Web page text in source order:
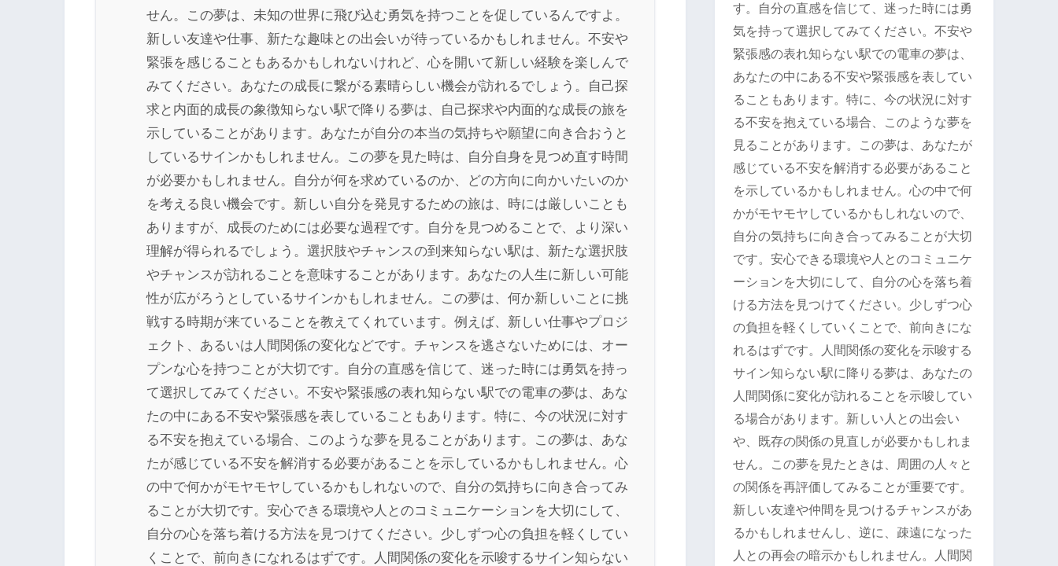
せん。この夢は、未知の世界に飛び込む勇気を持つことを促しているんですよ。
新しい友達や仕事、新たな趣味との出会いが待っているかもしれません。不安や
緊張を感じることもあるかもしれないけれど、心を開いて新しい経験を楽しんで
みてください。あなたの成長に繋がる素晴らしい機会が訪れるでしょう。自己探
求と内面的成長の象徴知らない駅で降りる夢は、自己探求や内面的な成長の旅を
示していることがあります。あなたが自分の本当の気持ちや願望に向き合おうと
しているサインかもしれません。この夢を見た時は、自分自身を見つめ直す時間
が必要かもしれません。自分が何を求めているのか、どの方向に向かいたいのか
を考える良い機会です。新しい自分を発見するための旅は、時には厳しいことも
ありますが、成長のためには必要な過程です。自分を見つめることで、より深い
理解が得られるでしょう。選択肢やチャンスの到来知らない駅は、新たな選択肢
やチャンスが訪れることを意味することがあります。あなたの人生に新しい可能
性が広がろうとしているサインかもしれません。この夢は、何か新しいことに挑
戦する時期が来ていることを教えてくれています。例えば、新しい仕事やプロジ
ェクト、あるいは人間関係の変化などです。チャンスを逃さないためには、オー
プンな心を持つことが大切です。自分の直感を信じて、迷った時には勇気を持っ
て選択してみてください。不安や緊張感の表れ知らない駅での電車の夢は、あな
たの中にある不安や緊張感を表していることもあります。特に、今の状況に対す
る不安を抱えている場合、このような夢を見ることがあります。この夢は、あな
たが感じている不安を解消する必要があることを示しているかもしれません。心
の中で何かがモヤモヤしているかもしれないので、自分の気持ちに向き合ってみ
ることが大切です。安心できる環境や人とのコミュニケーションを大切にして、
自分の心を落ち着ける方法を見つけてください。少しずつ心の負担を軽くしてい
くことで、前向きになれるはずです。人間関係の変化を示唆するサイン知らない
す。自分の直感を信じて、迷った時には勇
気を持って選択してみてください。不安や
緊張感の表れ知らない駅での電車の夢は、
あなたの中にある不安や緊張感を表してい
ることもあります。特に、今の状況に対す
る不安を抱えている場合、このような夢を
見ることがあります。この夢は、あなたが
感じている不安を解消する必要があること
を示しているかもしれません。心の中で何
かがモヤモヤしているかもしれないので、
自分の気持ちに向き合ってみることが大切
です。安心できる環境や人とのコミュニケ
ーションを大切にして、自分の心を落ち着
ける方法を見つけてください。少しずつ心
の負担を軽くしていくことで、前向きにな
れるはずです。人間関係の変化を示唆する
サイン知らない駅に降りる夢は、あなたの
人間関係に変化が訪れることを示唆してい
る場合があります。新しい人との出会い
や、既存の関係の見直しが必要かもしれま
せん。この夢を見たときは、周囲の人々と
の関係を再評価してみることが重要です。
新しい友達や仲間を見つけるチャンスがあ
るかもしれませんし、逆に、疎遠になった
人との再会の暗示かもしれません。人間関